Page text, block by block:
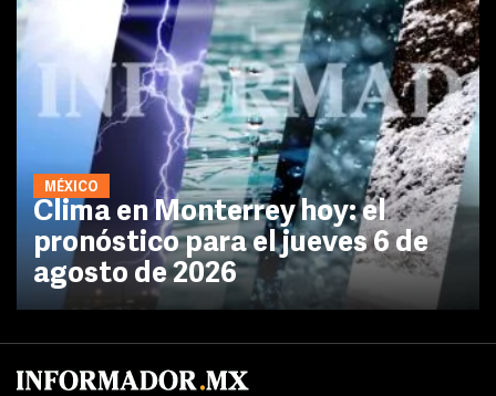
MÉXICO
Clima en Monterrey hoy: el
pronóstico para el jueves 6 de
agosto de 2026